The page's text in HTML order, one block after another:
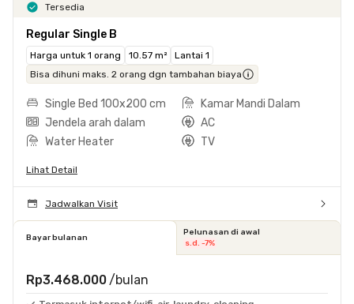
Tersedia
Regular Single B
Harga untuk 1 orang 10.57 m²
Lantai 1
Bisa dihuni maks. 2 orang dgn tambahan biaya
Single Bed 100x200 cm
Kamar Mandi Dalam
Jendela arah dalam
AC
Water Heater
TV
Lihat Detail
Jadwalkan Visit
Bayar bulanan
Pelunasan di awal
s.d. -7%
Rp3.468.000 /bulan